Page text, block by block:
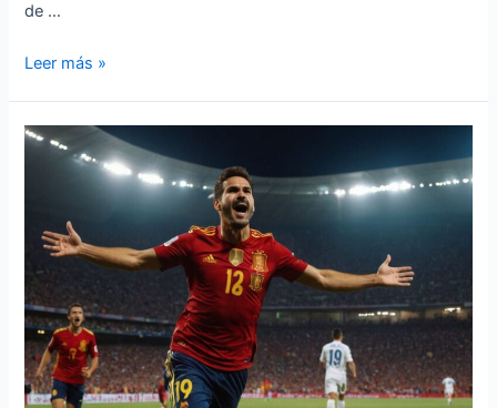
de …
Cuanto
Piqué
del
futbolista
Leer más »